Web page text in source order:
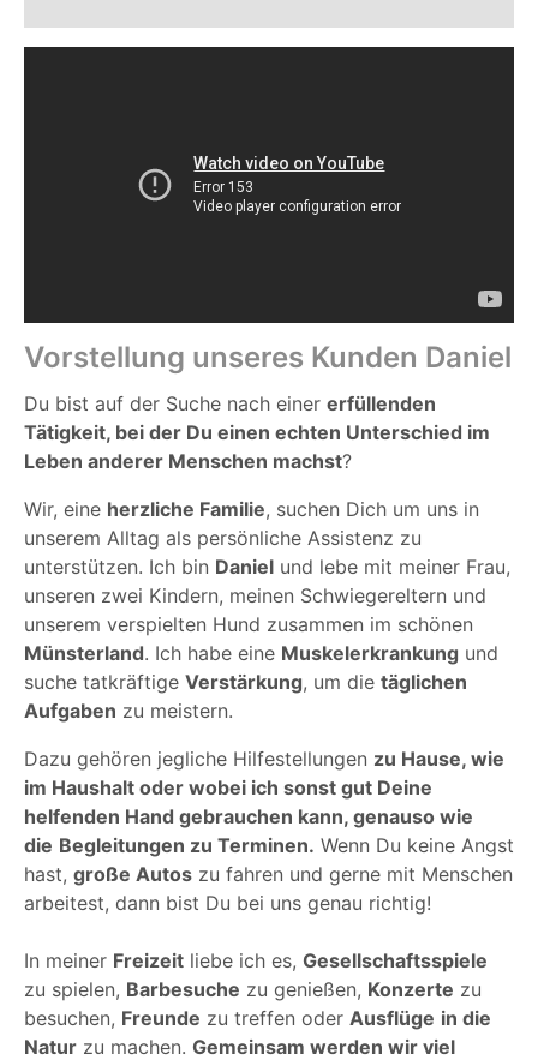
Vorstellung unseres Kunden Daniel
Du bist auf der Suche nach einer erfüllenden
Tätigkeit, bei der Du einen echten Unterschied im
Leben anderer Menschen machst?
Wir, eine herzliche Familie, suchen Dich um uns in
unserem Alltag als persönliche Assistenz zu
unterstützen. Ich bin Daniel und lebe mit meiner Frau,
unseren zwei Kindern, meinen Schwiegereltern und
unserem verspielten Hund zusammen im schönen
Münsterland. Ich habe eine Muskelerkrankung und
suche tatkräftige Verstärkung, um die täglichen
Aufgaben zu meistern.
Dazu gehören jegliche Hilfestellungen zu Hause, wie
im Haushalt oder wobei ich sonst gut Deine
helfenden Hand gebrauchen kann, genauso wie
die Begleitungen zu Terminen. Wenn Du keine Angst
hast, große Autos zu fahren und gerne mit Menschen
arbeitest, dann bist Du bei uns genau richtig!
In meiner Freizeit liebe ich es, Gesellschaftsspiele
zu spielen, Barbesuche zu genießen, Konzerte zu
besuchen, Freunde zu treffen oder Ausflüge in die
Natur zu machen. Gemeinsam werden wir viel